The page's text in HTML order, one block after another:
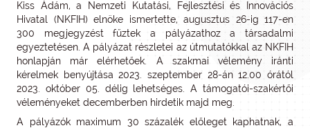
Kiss Ádám, a Nemzeti Kutatási, Fejlesztési és Innovációs
Hivatal (NKFIH) elnöke ismertette, augusztus 26-ig 117-en
300 megjegyzést fűztek a pályázathoz a társadalmi
egyeztetésen. A pályázat részletei az útmutatókkal az NKFIH
honlapján már elérhetőek. A szakmai vélemény iránti
kérelmek benyújtása 2023. szeptember 28-án 12.00 órától
2023. október 05. délig lehetséges. A támogatói-szakértői
véleményeket decemberben hirdetik majd meg.
A pályázók maximum 30 százalék előleget kaphatnak, a